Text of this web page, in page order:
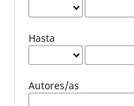
Hasta
Autores/as